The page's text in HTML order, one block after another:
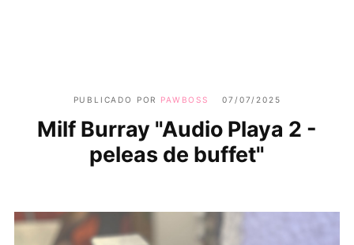
PUBLICADO POR PAWBOSS 07/07/2025
Milf Burray "Audio Playa 2 -
peleas de buffet"